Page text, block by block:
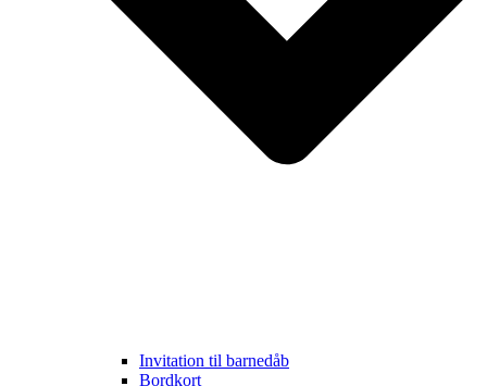
Invitation til barnedåb
Bordkort